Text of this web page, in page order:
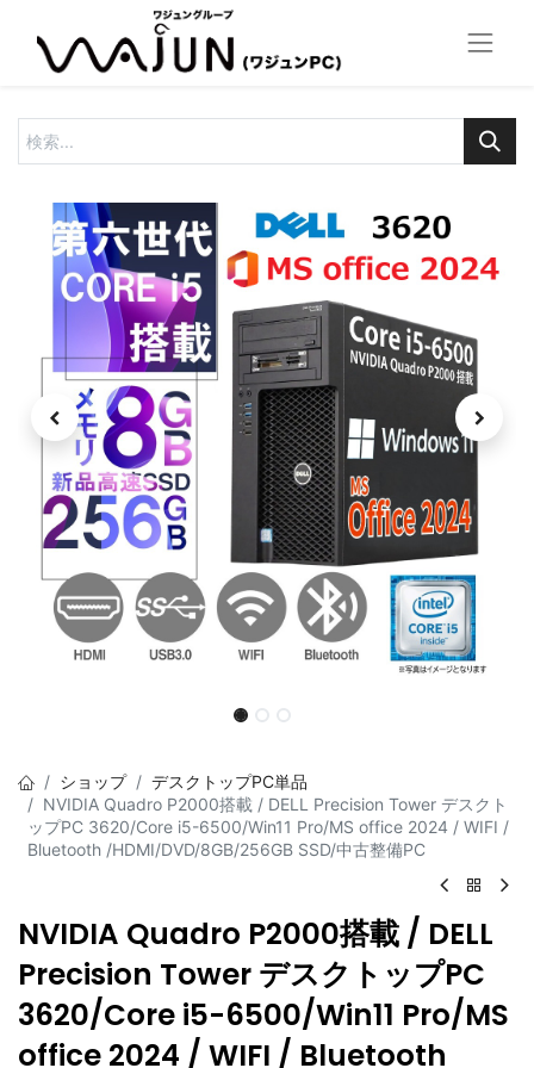
ショップ
デスクトップPC単品
NVIDIA Quadro P2000搭載 / DELL Precision Tower デスクト
ップPC 3620/Core i5-6500/Win11 Pro/MS office 2024 / WIFI /
Bluetooth /HDMI/DVD/8GB/256GB SSD/中古整備PC
NVIDIA Quadro P2000搭載 / DELL
Precision Tower デスクトップPC
3620/Core i5-6500/Win11 Pro/MS
office 2024 / WIFI / Bluetooth